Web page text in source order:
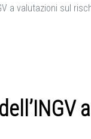
a valutazioni sul